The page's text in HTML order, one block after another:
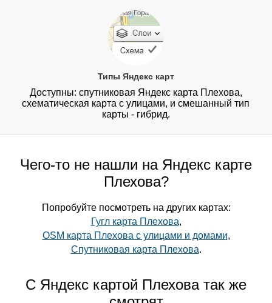
Типы Яндекс карт
Доступны: спутниковая Яндекс карта Плехова,
схематическая карта с улицами, и смешанный тип
карты - гибрид.
Чего-то не нашли на Яндекс карте
Плехова?
Попробуйте посмотреть на других картах:
Гугл карта Плехова,
OSM карта Плехова с улицами и домами,
Спутниковая карта Плехова.
С Яндекс картой Плехова так же